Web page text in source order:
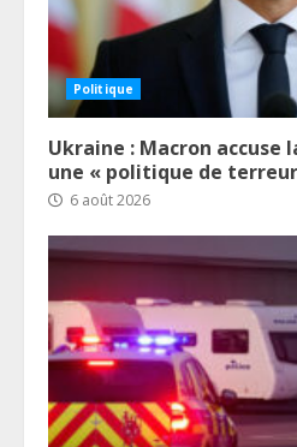
Politique
Ukraine : Macron accuse
une « politique de
6 août 2026